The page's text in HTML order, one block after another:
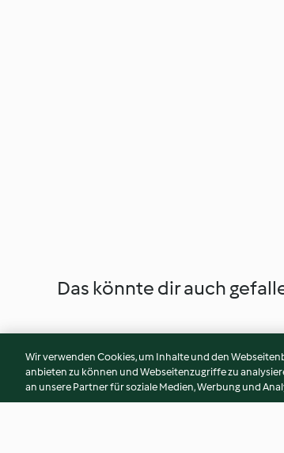
Das könnte dir auch
Wir verwenden Cookies, um Inhalte und den
anbieten zu können und Webseitenzugriffe zu
an unsere Partner für soziale Medien, Werbung und